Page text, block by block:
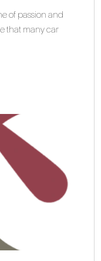
of passion and
that many car